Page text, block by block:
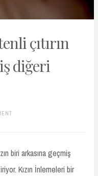
çıtırın
diğeri
biri arkasına geçmiş
Kızın İnlemeleri bir